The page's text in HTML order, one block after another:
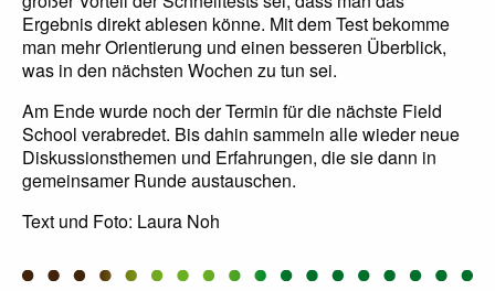
Ergebnis direkt ablesen könne. Mit dem Test bekomme
man mehr Orientierung und einen besseren Überblick,
was in den nächsten Wochen zu tun sei.
Am Ende wurde noch der Termin für die nächste Field
School verabredet. Bis dahin sammeln alle wieder neue
Diskussionsthemen und Erfahrungen, die sie dann in
gemeinsamer Runde austauschen.
Text und Foto: Laura Noh